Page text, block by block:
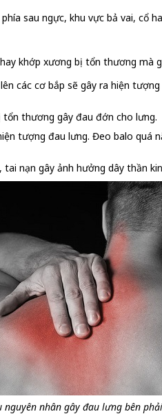
sau ngực, khu vực bả vai, cổ
khớp xương bị tổn thương mà
các cơ bắp sẽ gây ra hiện
tổn thương gây đau đớn cho lưng.
tượng đau lưng. Đeo balo
nạn gây ảnh hưởng dây thần
nguyên nhân gây đau lưng bên phải